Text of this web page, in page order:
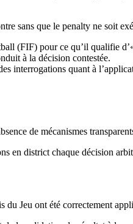
sans que le penalty ne soit
(FIF) pour ce qu’il qualifie
à la décision contestée.
interrogations quant à
de mécanismes
en district chaque décision
Jeu ont été correctement